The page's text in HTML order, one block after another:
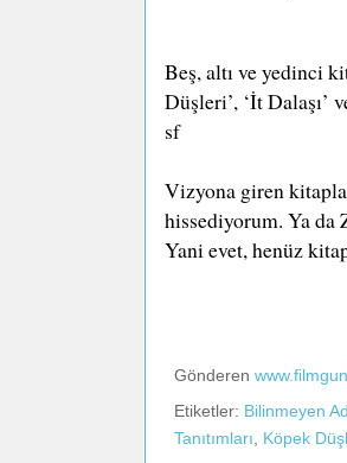
Beş, altı ve yedinci
Düşleri’, ‘İt Dalaşı’
sf
Vizyona giren
hissediyorum. Ya da
Yani evet, henüz
Gönderen
Etiketler: Bilinmeyen
Tanıtımları
Köpek